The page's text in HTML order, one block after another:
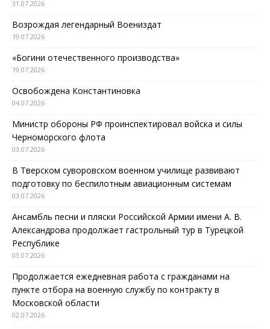
31.07.2026
Возрождая легендарный Воениздат
19.07.2026
«Богини отечественного производства»
19.07.2026
Освобождена Константиновка
04.07.2026
Министр обороны РФ проинспектировал войска и силы
Черноморского флота
03.07.2026
В Тверском суворовском военном училище развивают
подготовку по беспилотным авиационным системам
03.07.2026
Ансамбль песни и пляски Российской Армии имени А. В.
Александрова продолжает гастрольный тур в Турецкой
Республике
03.07.2026
Продолжается ежедневная работа с гражданами на
пункте отбора на военную службу по контракту в
Московской области
02.07.2026